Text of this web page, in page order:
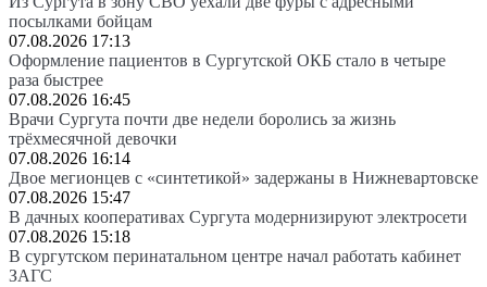
посылками бойцам
07.08.2026 17:13
Оформление пациентов в Сургутской ОКБ стало в четыре
раза быстрее
07.08.2026 16:45
Врачи Сургута почти две недели боролись за жизнь
трёхмесячной девочки
07.08.2026 16:14
Двое мегионцев с «синтетикой» задержаны в Нижневартовске
07.08.2026 15:47
В дачных кооперативах Сургута модернизируют электросети
07.08.2026 15:18
В сургутском перинатальном центре начал работать кабинет
ЗАГС